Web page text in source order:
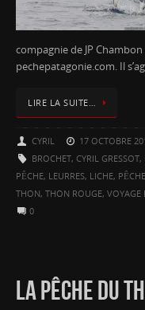
compagnie de JP
pechepatagonie.com. Il
LIRE LA SUITE…
CYRIL 17 OCTOBRE
BROCHET, CYRIL GRESSOT,
PÊCHE, LEURRES, LICHE,
THON, THON ROUGE, VOYAGE
0
LA PÊCHE DU